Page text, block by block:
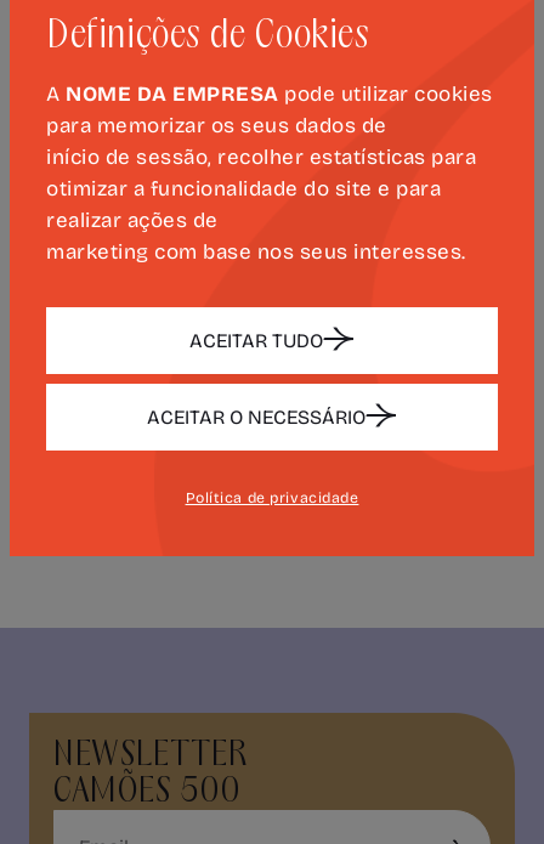
A apresentação contou ainda com a
leitura do poema que dá título ao livro,
interpretada pela atriz Maria Maya, num
momento de acentuada carga poética.
Com o apoio da Estrutura de Missão,
Retrato, vós não sois meu
revisão aprofundada da iconografia de
Os Lusíadas. Raquel
Henriques da Silva revisita pinturas de
Sequeira, Metrass, Columbano, Malhoa e
António Carneiro, discutindo diferentes
modos de construir visualmente a figura
NEWSLETTER
CAMÕES 500
Definições de Cookies
A NOME DA EMPRESA pode utilizar cookies
para memorizar os seus dados de
início de sessão, recolher estatísticas para
otimizar a funcionalidade do site e para
realizar ações de
marketing com base nos seus interesses.
ACEITAR TUDO
ACEITAR O NECESSÁRIO
Política de privacidade